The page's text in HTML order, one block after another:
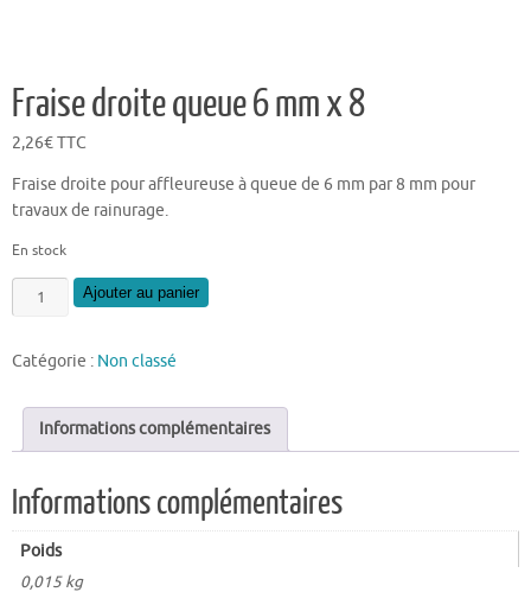
Fraise droite queue 6 mm x 8
2,26€TTC
Fraise droite pour affleureuse à queue de 6 mm par 8 mm pour
travaux de rainurage.
En stock
quantité
de
droite
mm
8
Ajouter au panier
Catégorie : Non classé
Informations complémentaires
Informations complémentaires
Poids
0,015 kg